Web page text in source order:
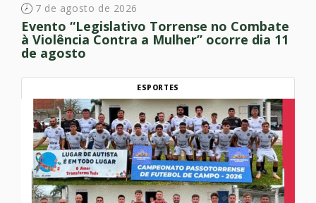
7 de agosto de 2026
Evento “Legislativo Torrense no Combate
à Violência Contra a Mulher” ocorre dia 11
de agosto
ESPORTES